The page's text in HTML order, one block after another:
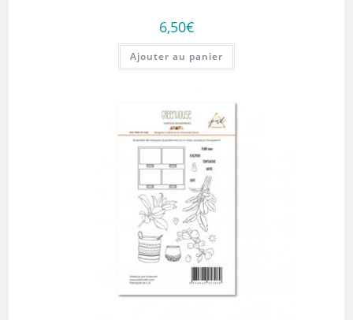
6,50€
Ajouter au panier